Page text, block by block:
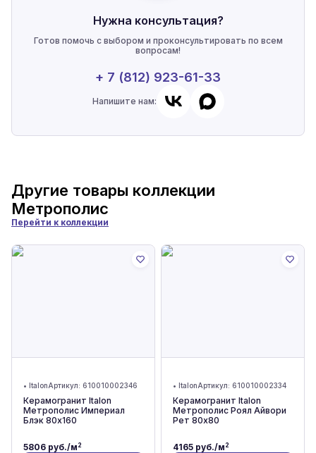
Нужна консультация?
Готов помочь с выбором и проконсультировать по всем
вопросам!
+ 7 (812) 923-61-33
Напишите нам:
Другие товары коллекции
Метрополис
Перейти к коллекции
• ItalonАртикул: 610010002346
Керамогранит Italon
Метрополис Империал
Блэк 80x160
5806 руб./м2
• ItalonАртикул: 610010002334
Керамогранит Italon
Метрополис Роял Айвори
Рет 80x80
4165 руб./м2